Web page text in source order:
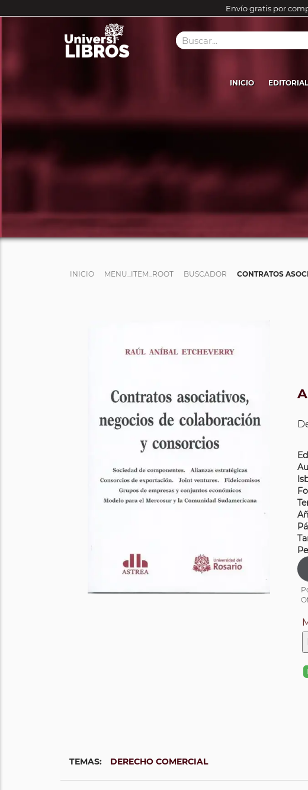
Envío gratis por
INICIO
INICIO MENU_ITEM_ROOT BUSCADOR CONTRATOS
TEMAS: DERECHO COMERCIAL